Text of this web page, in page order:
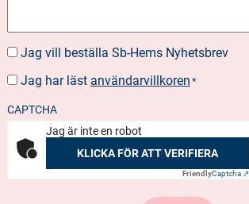
BESTÄLLA
Jag vill beställa Sb-Hems Nyhetsbrev
SUOSTUMUS *
Jag har läst användarvillkoren *
CAPTCHA
Jag är inte en robot
KLICKA FÖR ATT VERIFIERA
FriendlyCaptcha ⇗